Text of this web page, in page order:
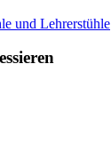
und Lehrerstühle